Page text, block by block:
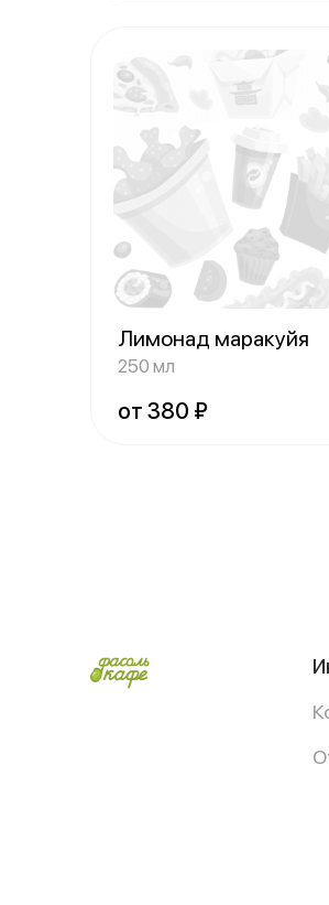
Лимонад маракуйя
250 мл
от 380 ₽